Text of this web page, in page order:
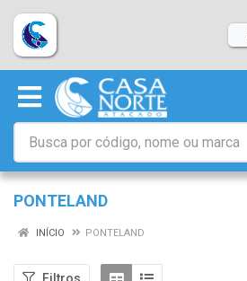
PONTELAND
INÍCIO PONTELAND
Filtros